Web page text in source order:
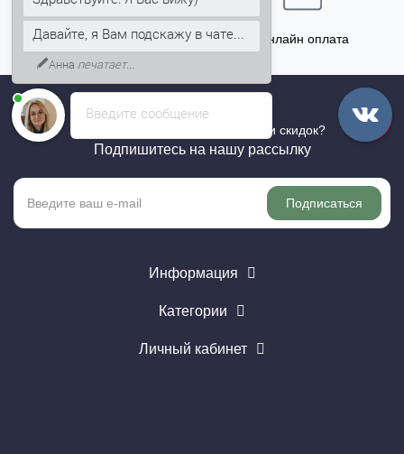
Точный расчёт Онлайн оплата
Хотите быть в курсе всех акций и скидок?
Подпишитесь на нашу рассылку
Подписаться
Информация
Категории
Личный кабинет
Введите сообщение
Давайте, я Вам подскажу в чате...
Анна печатает...